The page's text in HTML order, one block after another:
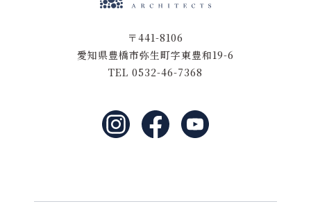
〒441-8106
愛知県豊橋市弥生町字東豊和19-6
TEL 0532-46-7368